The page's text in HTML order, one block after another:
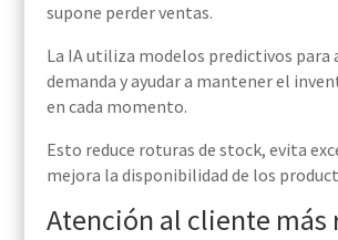
supone perder ventas.
La IA utiliza modelos predictivos para
demanda y ayudar a mantener el
en cada momento.
Esto reduce roturas de stock, evita
mejora la disponibilidad de los
Atención al cliente más